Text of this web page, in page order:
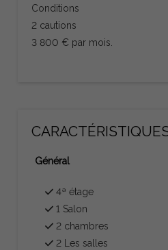
Conditions
2 cautions
3 800 € par mois.
Général
4ª étage
1 Salon
2 chambres
2 Les salles